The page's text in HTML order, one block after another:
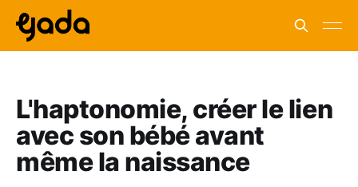
L'haptonomie, créer le lien
avec son bébé avant
même la naissance